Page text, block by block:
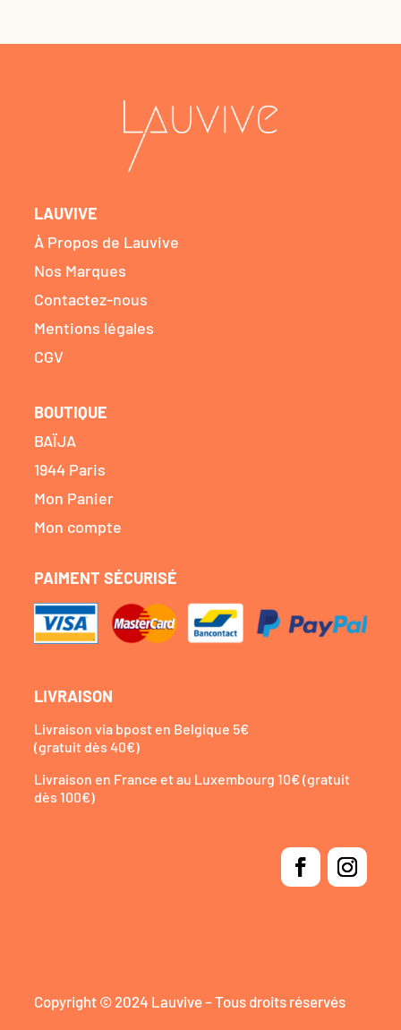
LAUVIVE
À Propos de Lauvive
Nos Marques
Contactez-nous
Mentions légales
CGV
BOUTIQUE
BAÏJA
1944 Paris
Mon Panier
Mon compte
PAIMENT SÉCURISÉ
LIVRAISON
Livraison via bpost en Belgique 5€
(gratuit dès 40€)
Livraison en France et au Luxembourg 10€ (gratuit
dès 100€)
Copyright © 2024 Lauvive – Tous droits réservés